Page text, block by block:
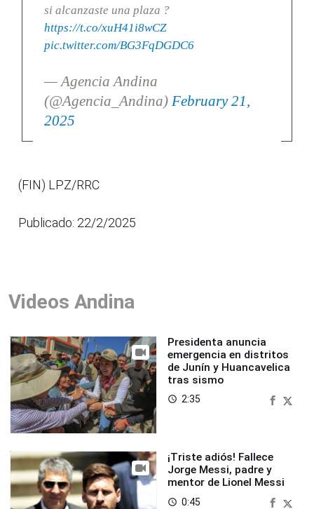
si alcanzaste una plaza ?
https://t.co/xuH41i8wCZ
pic.twitter.com/BG3FqDGDC6
— Agencia Andina
(@Agencia_Andina) February 21,
2025
(FIN) LPZ/RRC
Publicado: 22/2/2025
Videos Andina
Presidenta anuncia
emergencia en distritos
de Junín y Huancavelica
tras sismo
access_time 2:35
¡Triste adiós! Fallece
Jorge Messi, padre y
mentor de Lionel Messi
access_time 0:45